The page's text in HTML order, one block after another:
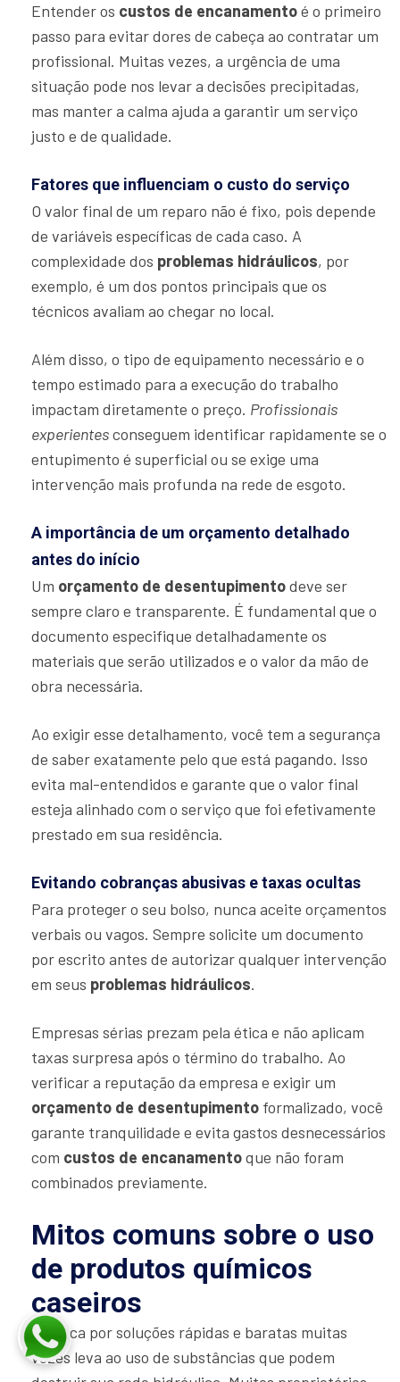
Entender os custos de encanamentoé o primeiro
passo para evitar dores de cabeça ao contratar um
profissional. Muitas vezes, a urgência de uma
situação pode nos levar a decisões precipitadas,
mas manter a calma ajuda a garantir um serviço
justo e de qualidade.
Fatores que influenciam o custo do serviço
O valor final de um reparo não é fixo, pois depende
de variáveis específicas de cada caso. A
complexidade dos problemas hidráulicos, por
exemplo, é um dos pontos principais que os
técnicos avaliam ao chegar no local.
Além disso, o tipo de equipamento necessário e o
tempo estimado para a execução do trabalho
impactam diretamente o preço. Profissionais
experientesconseguem identificar rapidamente se o
entupimento é superficial ou se exige uma
intervenção mais profunda na rede de esgoto.
A importância de um orçamento detalhado
antes do início
Um orçamento de desentupimentodeve ser
sempre claro e transparente. É fundamental que o
documento especifique detalhadamente os
materiais que serão utilizados e o valor da mão de
obra necessária.
Ao exigir esse detalhamento, você tem a segurança
de saber exatamente pelo que está pagando. Isso
evita mal-entendidos e garante que o valor final
esteja alinhado com o serviço que foi efetivamente
prestado em sua residência.
Evitando cobranças abusivas e taxas ocultas
Para proteger o seu bolso, nunca aceite orçamentos
verbais ou vagos. Sempre solicite um documento
por escrito antes de autorizar qualquer intervenção
em seus problemas hidráulicos.
Empresas sérias prezam pela ética e não aplicam
taxas surpresa após o término do trabalho. Ao
verificar a reputação da empresa e exigir um
orçamento de desentupimento formalizado, você
garante tranquilidade e evita gastos desnecessários
com custos de encanamentoque não foram
combinados previamente.
Mitos comuns sobre o uso
de produtos químicos
caseiros
A busca por soluções rápidas e baratas muitas
vezes leva ao uso de substâncias que podem